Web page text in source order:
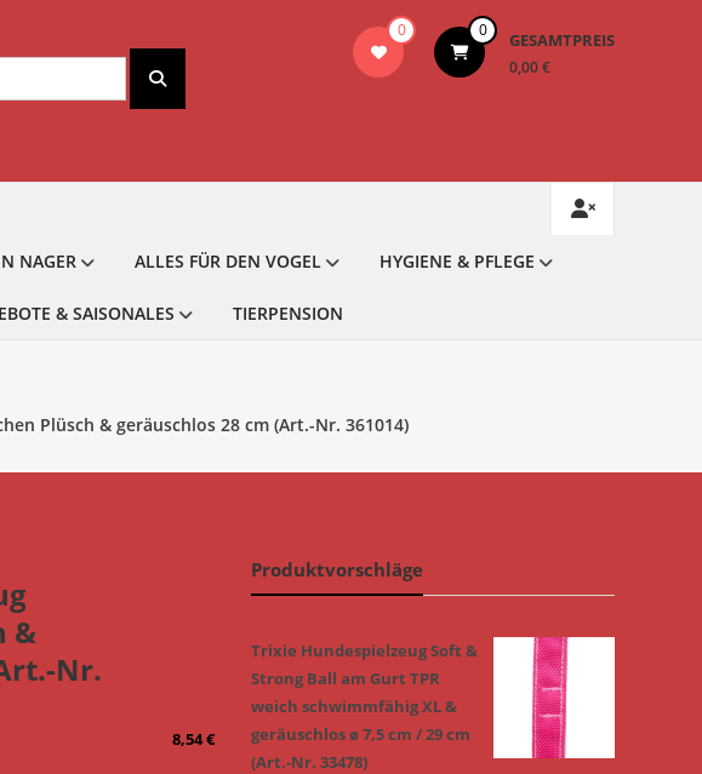
0 0 GESAMTPREIS
0,00 €
NAGER ALLES FÜR DEN VOGEL HYGIENE & PFLEGE
& SAISONALES TIERPENSION
Plüsch & geräuschlos 28 cm (Art.-Nr. 361014)
&
Nr.
8,54€
Produktvorschläge
Trixie Hundespielzeug Soft &
Strong Ball am Gurt TPR
weich schwimmfähig XL &
geräuschlos ø 7,5 cm / 29 cm
(Art.-Nr. 33478)